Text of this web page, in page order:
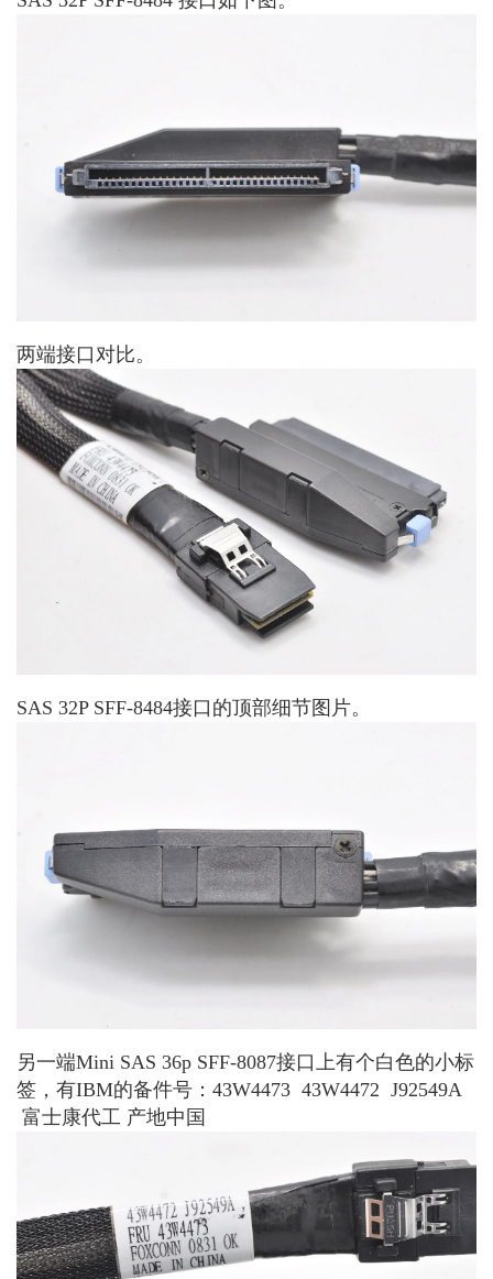
两端接口对比。
SAS 32P SFF-8484接口的顶部细节图片。
另一端Mini SAS 36p SFF-8087接口上有个白色的小标
签，有IBM的备件号：43W4473 43W4472 J92549A
富士康代工 产地中国